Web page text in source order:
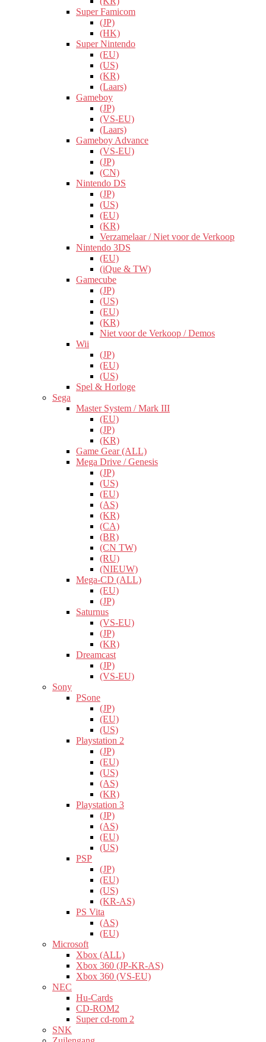
Super Famicom
(JP)
(HK)
Super Nintendo
(EU)
(US)
(KR)
(Laars)
Gameboy
(JP)
(VS-EU)
(Laars)
Gameboy Advance
(VS-EU)
(JP)
(CN)
Nintendo DS
(JP)
(US)
(EU)
(KR)
Verzamelaar / Niet voor de Verkoop
Nintendo 3DS
(EU)
(iQue & TW)
Gamecube
(JP)
(US)
(EU)
(KR)
Niet voor de Verkoop / Demos
Wii
(JP)
(EU)
(US)
Spel & Horloge
Sega
Master System / Mark III
(EU)
(JP)
(KR)
Game Gear (ALL)
Mega Drive / Genesis
(JP)
(US)
(EU)
(AS)
(KR)
(CA)
(BR)
(CN TW)
(RU)
(NIEUW)
Mega-CD (ALL)
(EU)
(JP)
Saturnus
(VS-EU)
(JP)
(KR)
Dreamcast
(JP)
(VS-EU)
Sony
PSone
(JP)
(EU)
(US)
Playstation 2
(JP)
(EU)
(US)
(AS)
(KR)
Playstation 3
(JP)
(AS)
(EU)
(US)
PSP
(JP)
(EU)
(US)
(KR-AS)
PS Vita
(AS)
(EU)
Microsoft
Xbox (ALL)
Xbox 360 (JP-KR-AS)
Xbox 360 (VS-EU)
NEC
Hu-Cards
CD-ROM2
Super cd-rom 2
SNK